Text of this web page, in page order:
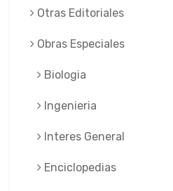
Otras Editoriales
Obras Especiales
Biologia
Ingenieria
Interes General
Enciclopedias